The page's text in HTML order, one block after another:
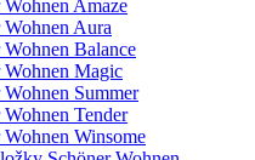
Amaze
Aura
Balance
Wohnen Magic
Summer
Tender
Winsome